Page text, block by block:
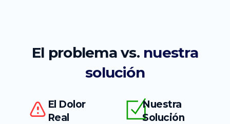
El problema vs. nuestra
solución
El Dolor
Real
Nuestra
Solución